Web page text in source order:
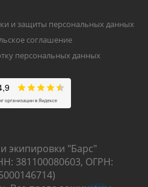
и защиты персональных данных
соглашение
персональных данных
экипировки "Барс"
381100080603, ОГРН: